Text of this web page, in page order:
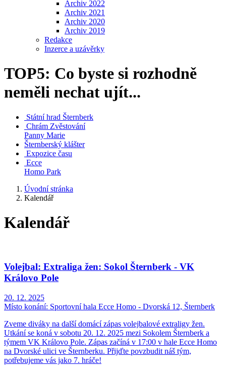
Archiv 2022
Archiv 2021
Archiv 2020
Archiv 2019
Redakce
Inzerce a uzávěrky
TOP5: Co byste si rozhodně
neměli nechat ujít...
Státní hrad Šternberk
Chrám Zvěstování
Panny Marie
Šternberský klášter
Expozice času
Ecce
Homo Park
Úvodní stránka
Kalendář
Kalendář
Volejbal: Extraliga žen: Sokol Šternberk - VK
Královo Pole
20. 12. 2025
Místo konání: Sportovní hala Ecce Homo - Dvorská 12, Šternberk
Zveme diváky na další domácí zápas volejbalové extraligy žen.
Utkání se koná v sobotu 20. 12. 2025 mezi Sokolem Šternberk a
týmem VK Královo Pole. Zápas začíná v 17:00 v hale Ecce Homo
na Dvorské ulici ve Šternberku. Přijďte povzbudit náš tým,
potřebujeme vás jako 7. hráče!